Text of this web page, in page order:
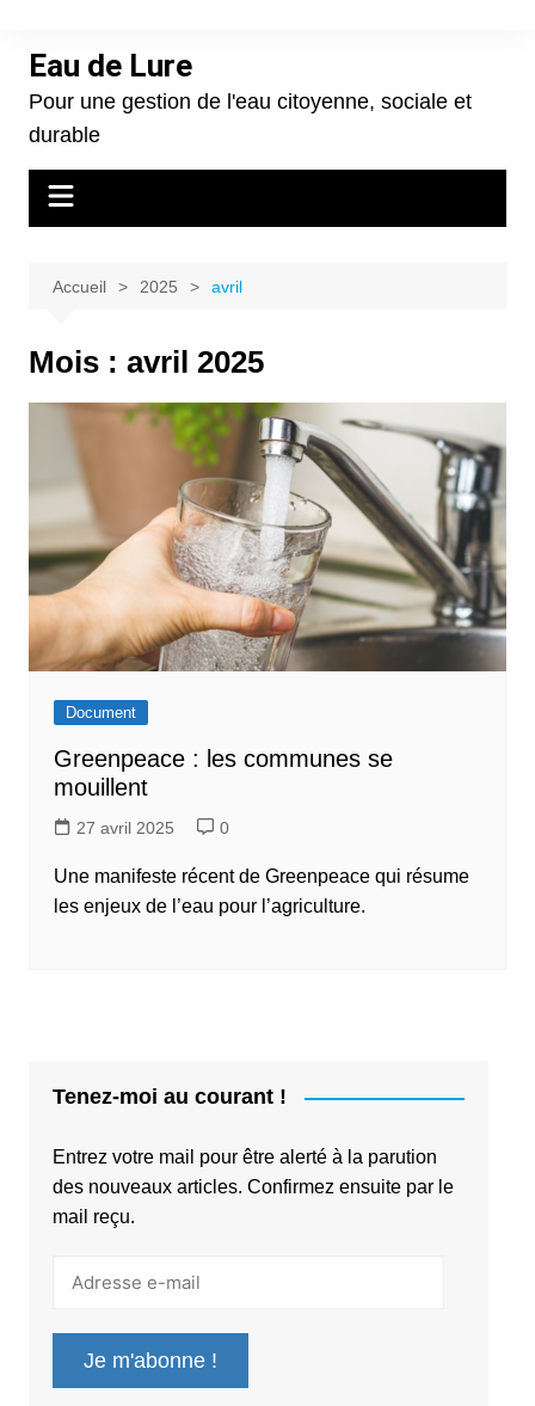
contenuEau de Lure
Pour une gestion de l'eau citoyenne, sociale et
durable
Accueil 2025 avril
Mois : avril 2025
Document
Greenpeace : les communes se
mouillent
27 avril 2025 0
Une manifeste récent de Greenpeace qui résume
les enjeux de l’eau pour l’agriculture.
Tenez-moi au courant !
Entrez votre mail pour être alerté à la parution
des nouveaux articles. Confirmez ensuite par le
mail reçu.
Je m'abonne !